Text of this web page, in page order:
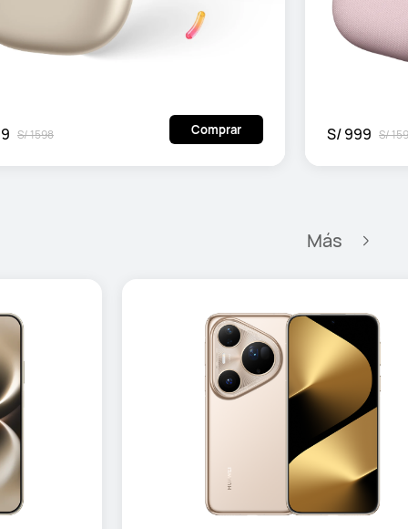
S/ 1598 Comprar S/ 999 S/
Más